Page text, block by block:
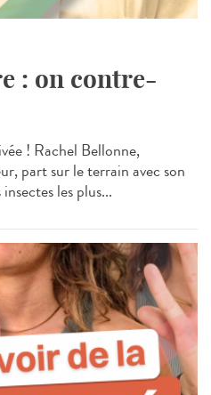
: on contre-
! Rachel Bellonne,
part sur le terrain avec son
les plus...